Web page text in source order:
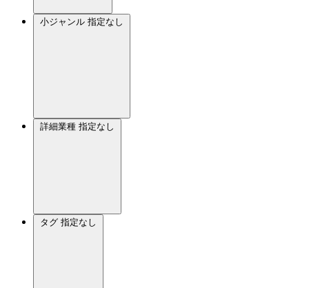
小ジャンル 指定なし
詳細業種 指定なし
タグ 指定なし